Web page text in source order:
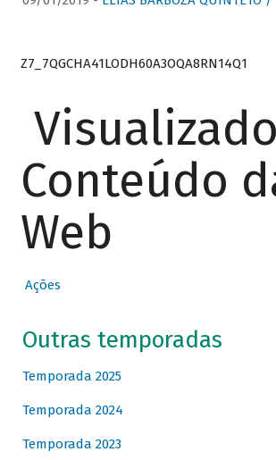
Z7_7QGCHA41LODH60A3OQA8RN14Q1
Conteúdo
Web
Ações
Outras temporadas
Temporada 2025
Temporada 2024
Temporada 2023